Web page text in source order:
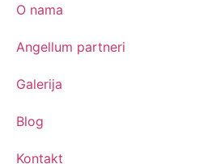
O nama
Angellum partneri
Galerija
Blog
Kontakt